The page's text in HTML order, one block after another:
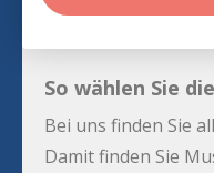
So wählen Sie
Bei uns finden Sie
Damit finden Sie